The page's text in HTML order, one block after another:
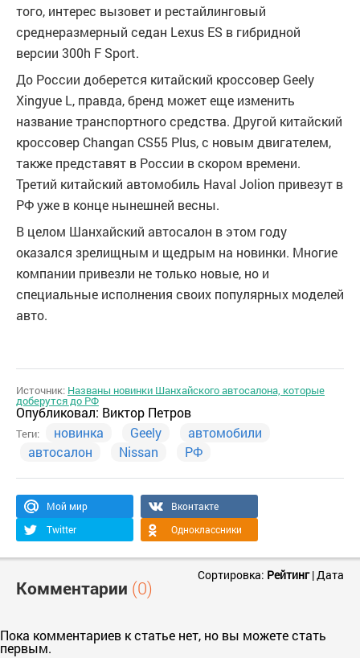
того, интерес вызовет и рестайлинговый
среднеразмерный седан Lexus ES в гибридной
версии 300h F Sport.
До России доберется китайский кроссовер Geely
Xingyue L, правда, бренд может еще изменить
название транспортного средства. Другой китайский
кроссовер Changan CS55 Plus, с новым двигателем,
также представят в России в скором времени.
Третий китайский автомобиль Haval Jolion привезут в
РФ уже в конце нынешней весны.
В целом Шанхайский автосалон в этом году
оказался зрелищным и щедрым на новинки. Многие
компании привезли не только новые, но и
специальные исполнения своих популярных моделей
авто.
Источник: Названы новинки Шанхайского автосалона, которые
доберутся до РФ
Опубликовал: Виктор Петров
Теги: новинка Geely
автомобили
автосалон
Nissan РФ
Мой мир
Вконтакте
Twitter
Одноклассники
Комментарии (0)
Сортировка: Рейтинг|Дата
Пока комментариев к статье нет, но вы можете стать
первым.